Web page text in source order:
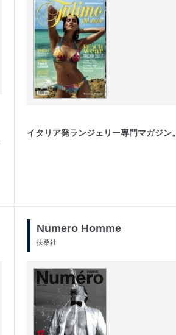
イタリア発ランジェリー専門マガジン。
Numero Homme
扶桑社